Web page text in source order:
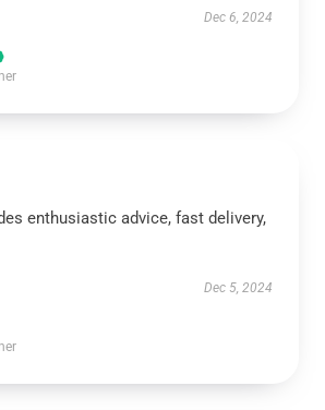
Dec 6, 2024
enthusiastic advice, fast delivery,
Dec 5, 2024